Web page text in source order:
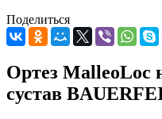
Поделиться
Ортез MalleoLoc
сустав